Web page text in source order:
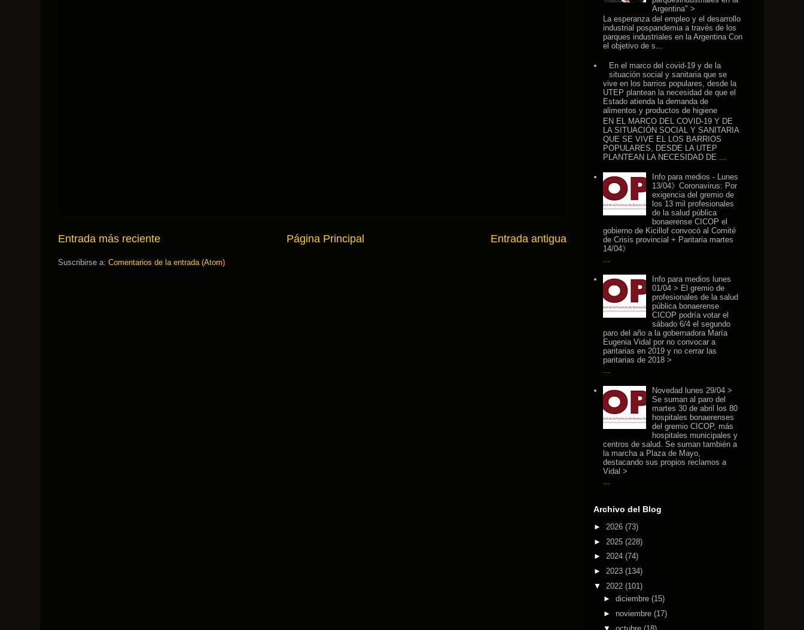
Entrada más reciente Entrada antigua
Página Principal
Suscribirse a: Comentarios de la entrada (Atom)
Argentina" >
La esperanza del empleo y el desarrollo
industrial pospandemia a través de los
parques industriales en la Argentina Con
el objetivo de s...
En el marco del covid-19 y de la
situación social y sanitaria que se
vive en los barrios populares, desde la
UTEP plantean la necesidad de que el
Estado atienda la demanda de
alimentos y productos de higiene
EN EL MARCO DEL COVID-19 Y DE
LA SITUACIÓN SOCIAL Y SANITARIA
QUE SE VIVE EL LOS BARRIOS
POPULARES, DESDE LA UTEP
PLANTEAN LA NECESIDAD DE ...
Info para medios - Lunes
13/04》Coronavirus: Por
exigencia del gremio de
los 13 mil profesionales
de la salud pública
bonaerense CICOP el
gobierno de Kicillof convocó al Comité
de Crisis provincial + Paritaria martes
14/04》
Info para medios lunes
01/04 > El gremio de
profesionales de la salud
pública bonaerense
CICOP podría votar el
sábado 6/4 el segundo
paro del año a la gobernadora María
Eugenia Vidal por no convocar a
paritarias en 2019 y no cerrar las
paritarias de 2018 >
...
Novedad lunes 29/04 >
Se suman al paro del
martes 30 de abril los 80
hospitales bonaerenses
del gremio CICOP, más
hospitales municipales y
centros de salud. Se suman también a
la marcha a Plaza de Mayo,
destacando sus propios reclamos a
Vidal >
...
Archivo del Blog
► 2026 (73)
► 2025 (228)
► 2024 (74)
► 2023 (134)
▼ 2022 (101)
► diciembre (15)
► noviembre (17)